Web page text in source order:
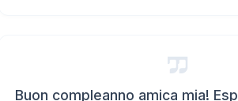
Buon compleanno amica mia!